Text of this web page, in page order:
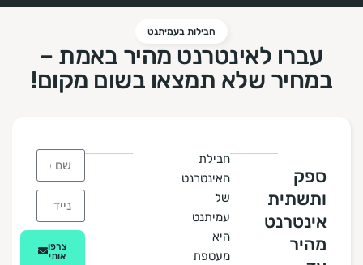
חבילות בעמיתנט
עברו לאינטרנט מהיר באמת –
במחיר שלא תמצאו בשום מקום!
ספק
ותשתית
אינטרנט
מהיר
חבילת
האינטרנט
עמיתנט
מעטפת